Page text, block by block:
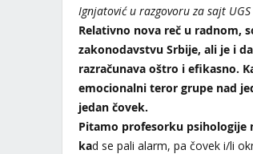
Ignjatović u razgovoru za sajt UGS
Relativno nova reč u radnom,
zakonodavstvu Srbije, ali je i
razračunava oštro i efikasno.
emocionalni teror grupe nad
jedan čovek.
Pitamo profesorku psihologije
kad se pali alarm, pa čovek i/li